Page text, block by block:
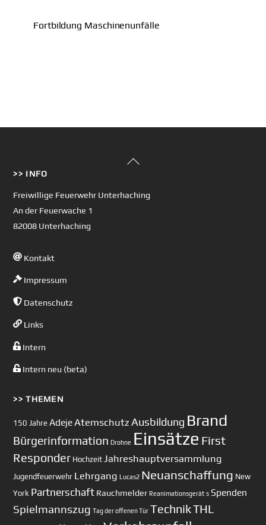
Fortbildung Maschinenunfälle
Back
>> INFO
Freiwillige Feuerwehr Unterhaching
An der Feuerwache 1
82008 Unterhaching
Kontakt
Impressum
Datenschutz
Links
Intern
Intern neu (beta)
>> THEMEN
150 Jahre AdejeAtemschutz Ausbildung Brand
Bürgerinformation Drohne Einsätze First
Responder Hochzeit Jahreshauptversammlung
Jugendfeuerwehr Lehrgang Lucas2 Neuanschaffung New
York Partnerschaft Rauchmelder Reanimationsgerät s Spenden
Spielmannszug Tag der offenen Tür TechnikTHL